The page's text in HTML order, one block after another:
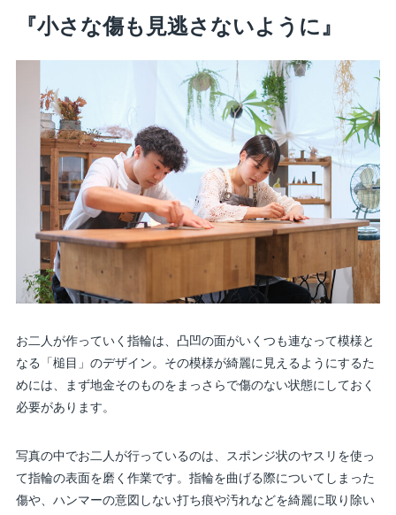
『小さな傷も見逃さないように』
お二人が作っていく指輪は、凸凹の面がいくつも連なって模様と
なる「槌目」のデザイン。その模様が綺麗に見えるようにするた
めには、まず地金そのものをまっさらで傷のない状態にしておく
必要があります。
写真の中でお二人が行っているのは、スポンジ状のヤスリを使っ
て指輪の表面を磨く作業です。指輪を曲げる際についてしまった
傷や、ハンマーの意図しない打ち痕や汚れなどを綺麗に取り除い